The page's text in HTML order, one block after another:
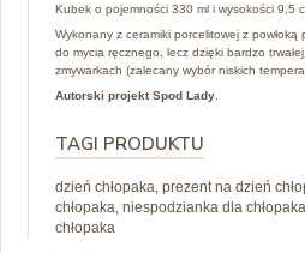
Kubek o pojemności 330 ml i wysokości 9,5
Wykonany z ceramiki porcelitowej z
do mycia ręcznego, lecz dzięki bardzo
zmywarkach (zalecany wybór niskich
Autorski projekt Spod Lady
TAGI PRODUKTU
dzień chłopaka, prezent na dzień
chłopaka, niespodzianka dla
chłopaka